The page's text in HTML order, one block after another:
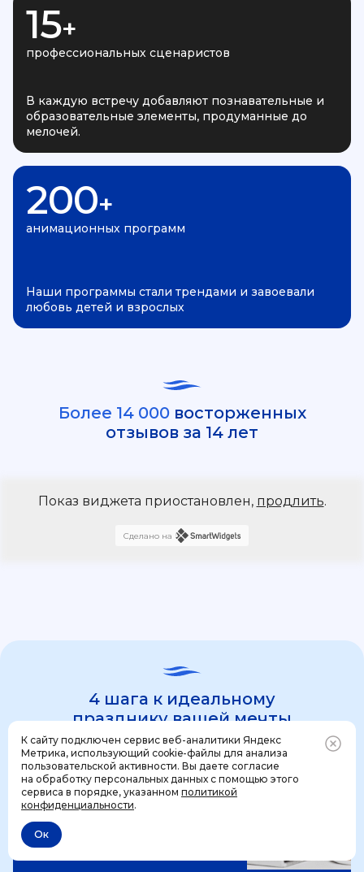
Позвонить+7 (499) 444-31-53
К сайту подключен сервис веб-аналитики Яндекс
Метрика, использующий cookie-файлы для анализа
пользовательской активности. Вы даете согласие
на обработку персональных данных с помощью этого
сервиса в порядке, указанном политикой
конфиденциальности.
Ок
15+
профессиональных сценаристов
В каждую встречу добавляют познавательные и
образовательные элементы, продуманные до
мелочей.
200+
анимационных программ
Наши программы стали трендами и завоевали
любовь детей и взрослых
Более 14 000восторженных
отзывов за 14 лет
Показ виджета приостановлен, продлить.
Сделано на
4 шага к идеальному
празднику вашей мечты
1 шаг